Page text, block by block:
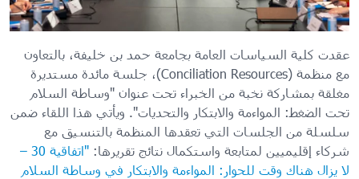
عقدت كلية السياسات العامة بجامعة حمد بن خليفة، بالتعاون
مع منظمة (Conciliation Resources)، جلسة مائدة مستديرة
مغلقة بمشاركة نخبة من الخبراء تحت عنوان "وساطة السلام
تحت الضغط: المواءمة والابتكار والتحديات". ويأتي هذا اللقاء ضمن
سلسلة من الجلسات التي تعقدها المنظمة بالتنسيق مع
شركاء إقليميين لمتابعة واستكمال نتائج تقريرها:
"اتفاقية 30 –
لا يزال هناك وقت للحوار: المواءمة والابتكار في وساطة السلام